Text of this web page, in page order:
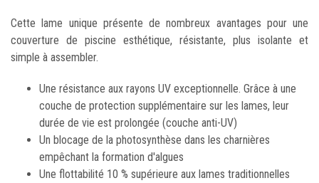
Cette lame unique présente de nombreux avantages pour une
couverture de piscine esthétique, résistante, plus isolante et
simple à assembler.
Une résistance aux rayons UV exceptionnelle. Grâce à une
couche de protection supplémentaire sur les lames, leur
durée de vie est prolongée (couche anti-UV)
Un blocage de la photosynthèse dans les charnières
empêchant la formation d'algues
Une flottabilité 10 % supérieure aux lames traditionnelles